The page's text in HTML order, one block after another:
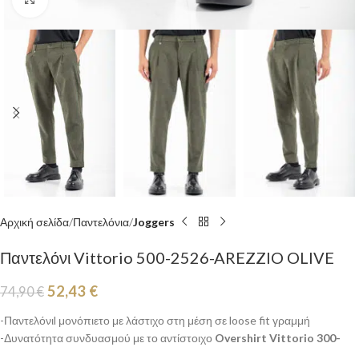
Αρχική σελίδα Παντελόνια Joggers
Παντελόνι Vittorio 500-2526-AREZZIO OLIVE
74,90€ 52,43 €
-Παντελόνιl μονόπιετο με λάστιχο στη μέση σε loose fit γραμμή
-Δυνατότητα συνδυασμού με το αντίστοιχο Overshirt Vittorio 300-